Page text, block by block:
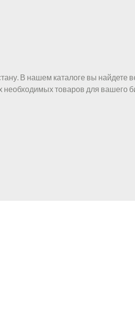
В нашем каталоге вы найдете
необходимых товаров для вашего